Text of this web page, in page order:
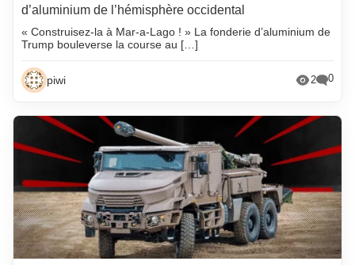
d’aluminium de l’hémisphère occidental
« Construisez-la à Mar-a-Lago ! » La fonderie d’aluminium de
Trump bouleverse la course au […]
piwi 2 0